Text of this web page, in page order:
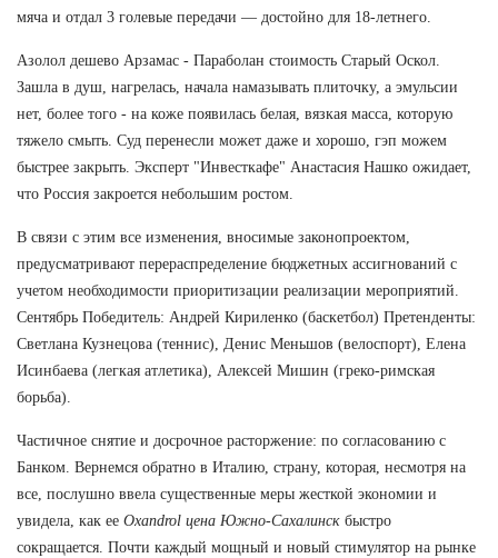
мяча и отдал 3 голевые передачи — достойно для 18-летнего.
Азолол дешево Арзамас - Параболан стоимость Старый Оскол.
Зашла в душ, нагрелась, начала намазывать плиточку, а эмульсии
нет, более того - на коже появилась белая, вязкая масса, которую
тяжело смыть. Суд перенесли может даже и хорошо, гэп можем
быстрее закрыть. Эксперт "Инвесткафе" Анастасия Нашко ожидает,
что Россия закроется небольшим ростом.
В связи с этим все изменения, вносимые законопроектом,
предусматривают перераспределение бюджетных ассигнований с
учетом необходимости приоритизации реализации мероприятий.
Сентябрь Победитель: Андрей Кириленко (баскетбол) Претенденты:
Светлана Кузнецова (теннис), Денис Меньшов (велоспорт), Елена
Исинбаева (легкая атлетика), Алексей Мишин (греко-римская
борьба).
Частичное снятие и досрочное расторжение: по согласованию с
Банком. Вернемся обратно в Италию, страну, которая, несмотря на
все, послушно ввела существенные меры жесткой экономии и
увидела, как ее Oxandrol цена Южно-Сахалинск быстро
сокращается. Почти каждый мощный и новый стимулятор на рынке